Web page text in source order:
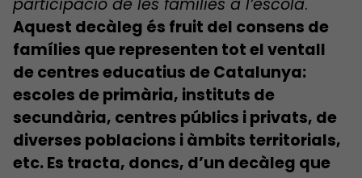
participació de les famílies a l’escola.
Aquest decàleg és fruit del consens de
famílies que representen tot el ventall
de centres educatius de Catalunya:
escoles de primària, instituts de
secundària, centres públics i privats, de
diverses poblacions i àmbits territorials,
etc. Es tracta, doncs, d’un decàleg que